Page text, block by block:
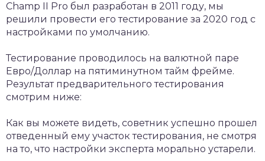
Champ II Pro был разработан в 2011 году, мы
решили провести его тестирование за 2020 год с
настройками по умолчанию.
Тестирование проводилось на валютной паре
Евро/Доллар на пятиминутном тайм фрейме.
Результат предварительного тестирования
смотрим ниже:
Как вы можете видеть, советник успешно прошел
отведенный ему участок тестирования, не смотря
на то, что настройки эксперта морально устарели.